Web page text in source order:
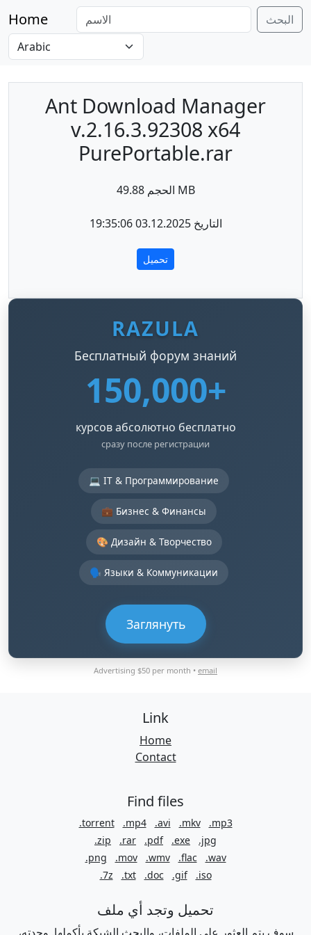
Home البحث
Ant Download Manager
v.2.16.3.92308 x64
PurePortable.rar
الحجم 49.88 MB
التاريخ 03.12.2025 19:35:06
تحميل
RAZULA
Бесплатный форум знаний
150,000+
курсов абсолютно бесплатно
сразу после регистрации
💻 IT & Программирование
💼 Бизнес & Финансы
🎨 Дизайн & Творчество
🗣️ Языки & Коммуникации
Заглянуть
Advertising $50 per month • email
Link
Home
Contact
Find files
.torrent .mp4 .avi .mkv
.mp3
.zip
.rar .pdf .exe
.jpg
.png
.mov .wmv .flac
.wav
.7z
.txt .doc .gif .iso
تحميل وتجد أي ملف